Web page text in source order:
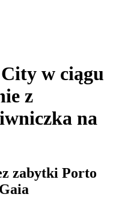
w ciągu
z
na
zabytki Porto